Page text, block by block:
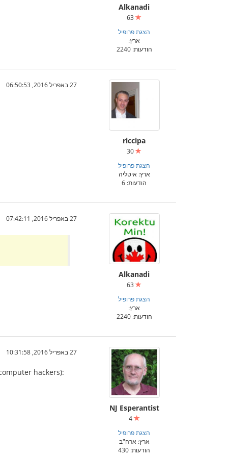
Alkanadi
הצגת פרופיל
ארץ:
הודעות: 2240
riccipa
הצגת פרופיל
ארץ: איטליה
הודעות: 6
27 באפריל 2016, 06:50:53
Alkanadi
הצגת פרופיל
ארץ:
הודעות: 2240
27 באפריל 2016, 07:42:11
NJ Esperantist
4
הצגת פרופיל
ארץ: ארה"ב
הודעות: 430
27 באפריל 2016, 10:31:58
hackers):